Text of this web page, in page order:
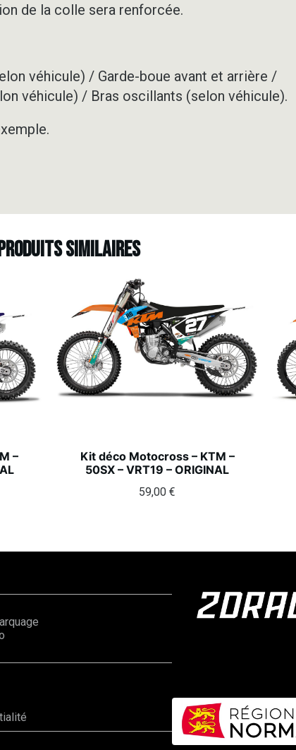
2DR2
de la colle sera renforcée.
véhicule) / Garde-boue avant et arrière /
véhicule) / Bras oscillants (selon véhicule).
similaires
–
Kit déco Motocross – KTM –
50SX – VRT19 – ORIGINAL
59,00€